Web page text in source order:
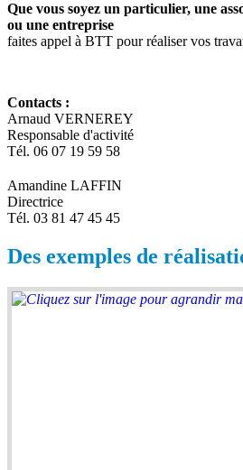
Que vous soyez un particulier, une
ou une entreprise
faites appel à BTT pour réaliser vos
Contacts :
Arnaud VERNEREY
Responsable d'activité
Tél. 06 07 19 59 58
Amandine LAFFIN
Directrice
Tél. 03 81 47 45 45
Des exemples de